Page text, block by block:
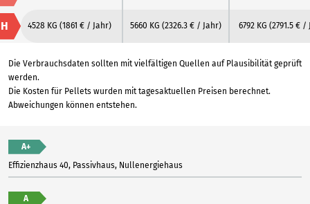
H 4528 KG (1861 € / Jahr) 5660 KG (2326.3 € / Jahr) 6792 KG (2791.5 € /
Die Verbrauchsdaten sollten mit vielfältigen Quellen auf Plausibilität geprüft
werden.
Die Kosten für Pellets wurden mit tagesaktuellen Preisen berechnet.
Abweichungen können entstehen.
A+
Effizienzhaus 40, Passivhaus, Nullenergiehaus
A